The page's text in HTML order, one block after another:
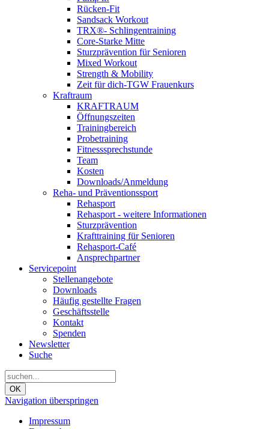
Rücken-Fit
Sandsack Workout
TRX®- Schlingentraining
Core-Starke Mitte
Sturzprävention für Senioren
Mixed Workout
Strength & Mobility
Zeit für dich-TGW Frauenkurs
Kraftraum
KRAFTRAUM
Öffnungszeiten
Trainingbereich
Probetraining
Fitnesssprechstunde
Team
Kosten
Downloads/Anmeldung
Reha- und Präventionssport
Rehasport
Rehasport - weitere Informationen
Sturzprävention
Krafttraining für Senioren
Rehasport-Café
Ansprechpartner
Servicepoint
Stellenangebote
Downloads
Häufig gestellte Fragen
Geschäftsstelle
Kontakt
Spenden
Newsletter
Suche
OK
Navigation überspringen
Impressum